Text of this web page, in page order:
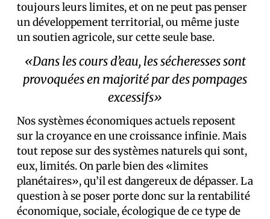
toujours leurs limites, et on ne peut pas penser
un développement territorial, ou même juste
un soutien agricole, sur cette seule base.
«Dans les cours d’eau, les sécheresses sont
provoquées en majorité par des pompages
excessifs»
Nos systèmes économiques actuels reposent
sur la croyance en une croissance infinie. Mais
tout repose sur des systèmes naturels qui sont,
eux, limités. On parle bien des «limites
planétaires», qu’il est dangereux de dépasser. La
question à se poser porte donc sur la rentabilité
économique, sociale, écologique de ce type de